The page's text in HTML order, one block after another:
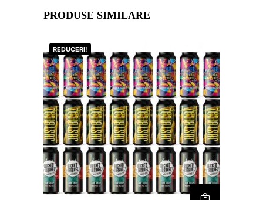
PRODUSE SIMILARE
REDUCERI!